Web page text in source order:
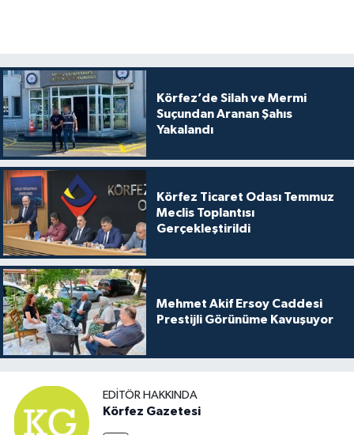
Körfez’de Silah ve Mermi
Suçundan Aranan Şahıs
Yakalandı
Körfez Ticaret Odası Temmuz
Meclis Toplantısı
Gerçekleştirildi
Mehmet Akif Ersoy Caddesi
Prestijli Görünüme Kavuşuyor
EDITÖR HAKKINDA
Körfez Gazetesi